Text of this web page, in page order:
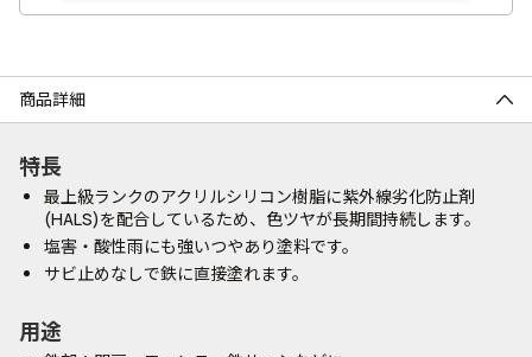
商品詳細
特長
最上級ランクのアクリルシリコン樹脂に紫外線劣化防止剤
(HALS)を配合しているため、色ツヤが長期間持続します。
塩害・酸性雨にも強いつやあり塗料です。
サビ止めなしで鉄に直接塗れます。
用途